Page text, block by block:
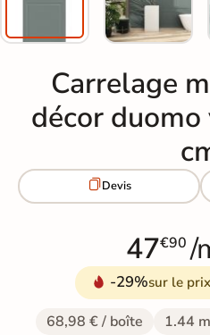
Carrelage
décor
Devis
47€90 /
-29%sur le
68,98 € / boîte 1.44